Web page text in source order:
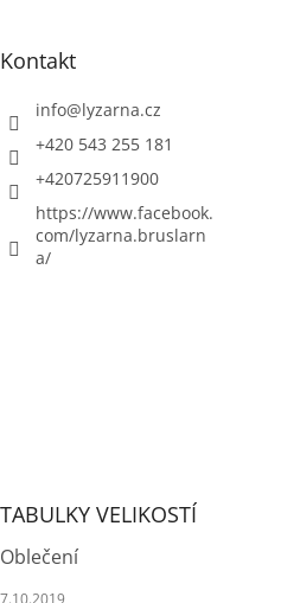
Kontakt
info@lyzarna.cz
+420 543 255 181
+420725911900
https://www.facebook.
com/lyzarna.bruslarn
a/
TABULKY VELIKOSTÍ
Oblečení